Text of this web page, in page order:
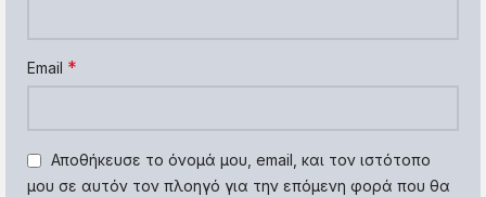
Email *
Αποθήκευσε το όνομά μου, email, και τον ιστότοπο
μου σε αυτόν τον πλοηγό για την επόμενη φορά που θα